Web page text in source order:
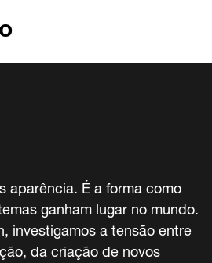
aparência. É a forma como
ganham lugar no mundo.
investigamos a tensão entre
da criação de novos